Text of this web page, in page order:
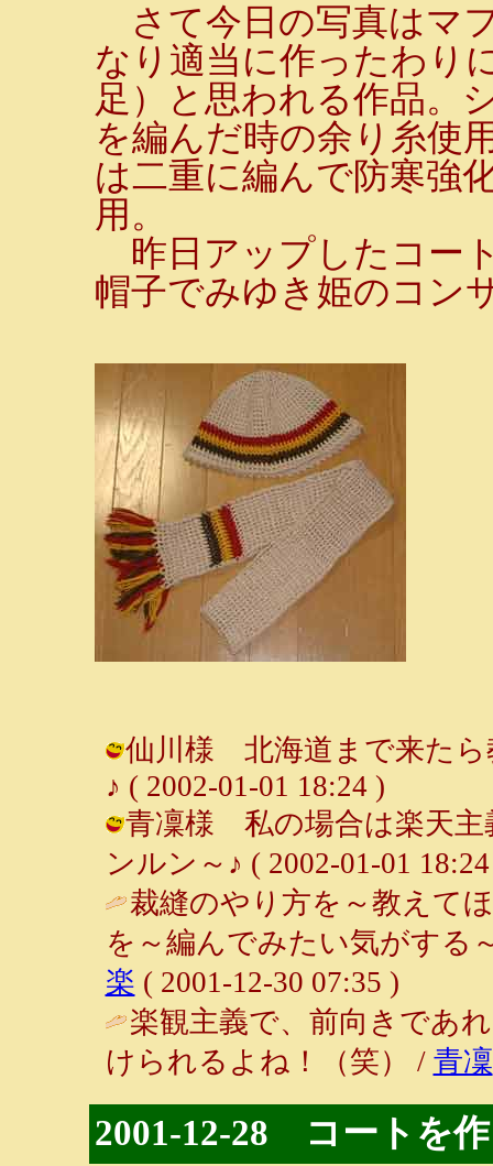
さて今日の写真はマ
なり適当に作ったわり
足）と思われる作品。
を編んだ時の余り糸使
は二重に編んで防寒強
用。
昨日アップしたコー
帽子でみゆき姫のコン
仙川様 北海道まで来たら
♪ ( 2002-01-01 18:24 )
青凜様 私の場合は楽天主
ンルン～♪ ( 2002-01-01
裁縫のやり方を～教えて
を～編んでみたい気がする
楽 ( 2001-12-30 07:35 )
楽観主義で、前向きであ
けられるよね！（笑） / 青凜
2001-12-28 コートを